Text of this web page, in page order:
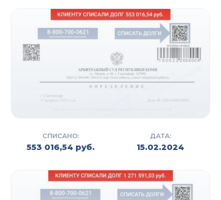
СПИСАНО:
553 016,54 руб.
ДАТА:
15.02.2024